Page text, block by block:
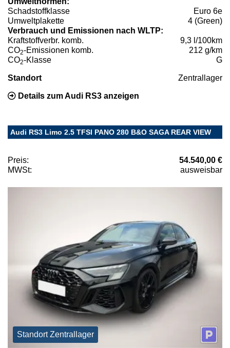
Schadstoffklasse
Euro 6e
Umweltplakette
4 (Green)
Verbrauch und Emissionen nach WLTP:
Kraftstoffverbr. komb.
9,3 l/100km
CO2-Emissionen komb.
212 g/km
CO2-Klasse G
Standort Zentrallager
Details zum Audi RS3 anzeigen
Audi RS3 Limo 2.5 TFSI PANO 280 B&O SAGA REAR VIEW
Preis:
54.540,00 €
MWSt:
ausweisbar
Standort Zentrallager